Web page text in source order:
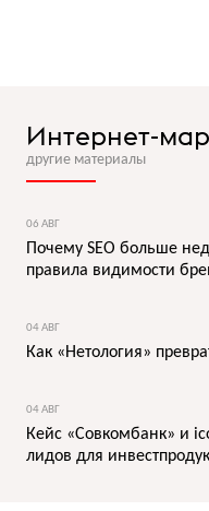
Интернет-
другие материалы
06 АВГ
Почему SEO больше
правила видимости
04 АВГ
Как «Нетология»
04 АВГ
Кейс «Совкомбанк» и
лидов для